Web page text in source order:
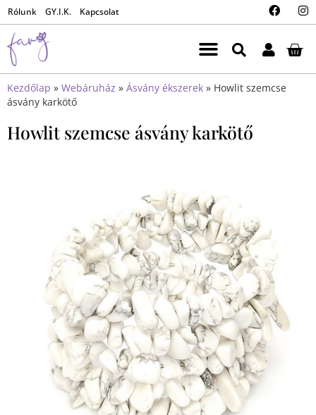
Rólunk GY.I.K. Kapcsolat
Kezdőlap » Webáruház » Ásvány ékszerek » Howlit szemcse
ásvány karkötő
Howlit szemcse ásvány karkötő